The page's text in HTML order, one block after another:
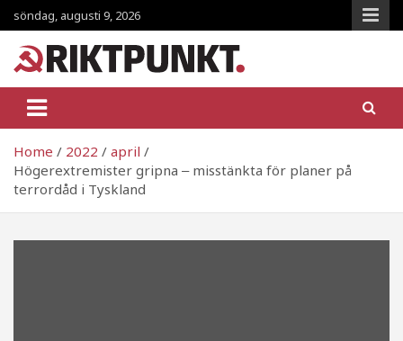
Skip
to
content
söndag, augusti 9, 2026
RiktpunKt.nu
Home 2022
april
Högerextremister gripna ‒ misstänkta för planer på
terrordåd i Tyskland